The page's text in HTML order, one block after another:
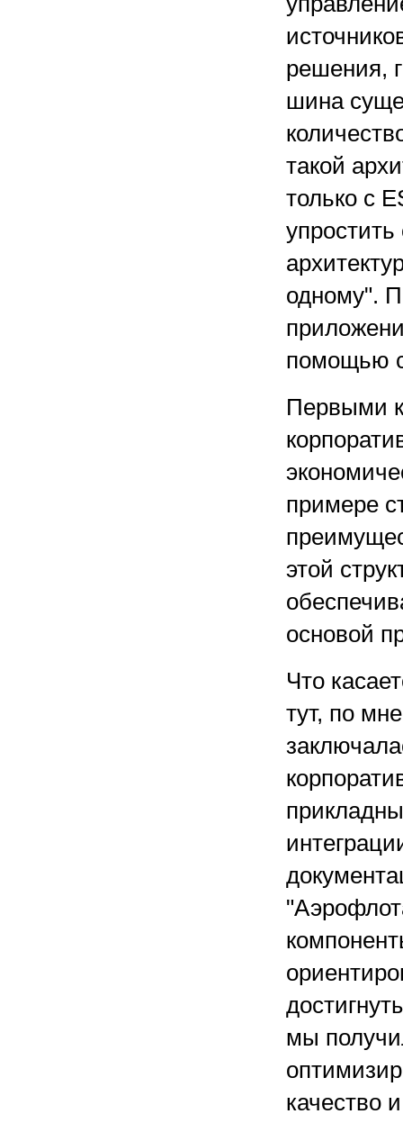
решения,
шина
такой
только с
одному".
помощью
Первыми
примере
этой
основой
Что
тут, по
мы
качество